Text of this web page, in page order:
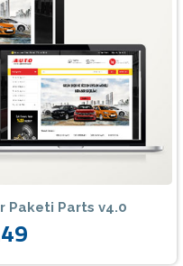
Paketi Parts v4.0